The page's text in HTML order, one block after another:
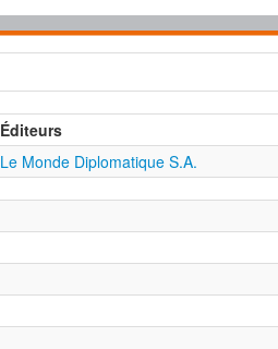
Éditeurs
Le Monde Diplomatique S.A.